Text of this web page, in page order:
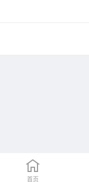
首页